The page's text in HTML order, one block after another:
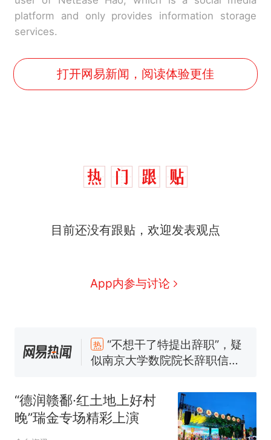
platform and only provides information storage
services.
打开网易新闻，阅读体验更佳
目前还没有跟贴，欢迎发表观点
App内参与讨论
传，院方回应：喻良教授已卸
任院长一职，不清楚辞职信来
新
费大厨“全国小炒肉大王”称
号，仅凭视频评出？中国烹饪
窝，原地守1天等它长大：挖了
140多朵
美国渔民钓获鲨鱼徒手将其拽
回大海 目击者直呼震惊 （视频
“德润赣鄱·红土地上好村
晚”瑞金专场精彩上演